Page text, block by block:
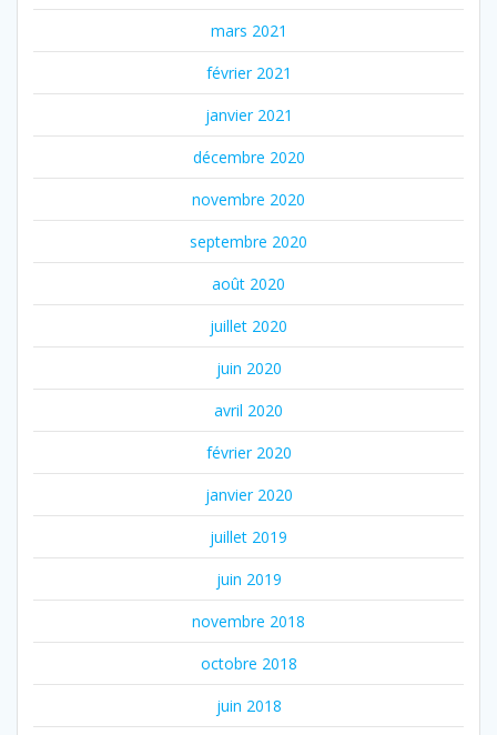
mars 2021
février 2021
janvier 2021
décembre 2020
novembre 2020
septembre 2020
août 2020
juillet 2020
juin 2020
avril 2020
février 2020
janvier 2020
juillet 2019
juin 2019
novembre 2018
octobre 2018
juin 2018